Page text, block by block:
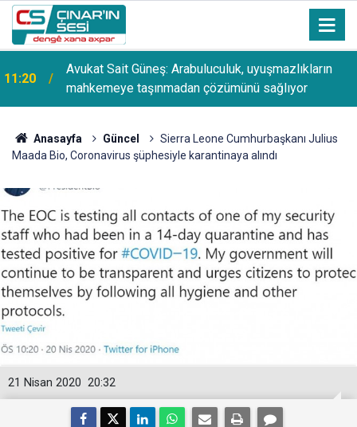
11:20
Avukat Sait Güneş: Arabuluculuk, uyuşmazlıkların
mahkemeye taşınmadan çözümünü sağlıyor
Anasayfa Güncel
Sierra Leone Cumhurbaşkanı Julius
Maada Bio, Coronavirus şüphesiyle karantinaya alındı
20:32
21 Nisan 2020